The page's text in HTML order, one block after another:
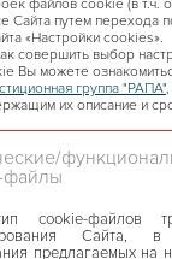
Вперёд
сайта
файлов сookie (в т.ч.
Сайта путем перехода
«Настройки cookies».
совершить выбор
Вы можете
группа "РАПА"
их описание и
файлы
cookie-файлов
Сайта,
предлагаемых на